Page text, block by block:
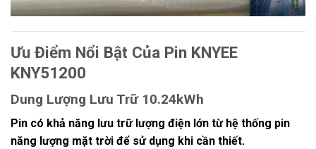
Ưu Điểm Nổi Bật Của Pin KNYEE
KNY51200
Dung Lượng Lưu Trữ 10.24kWh
Pin có khả năng lưu trữ lượng điện lớn từ hệ thống pin
năng lượng mặt trời để sử dụng khi cần thiết.